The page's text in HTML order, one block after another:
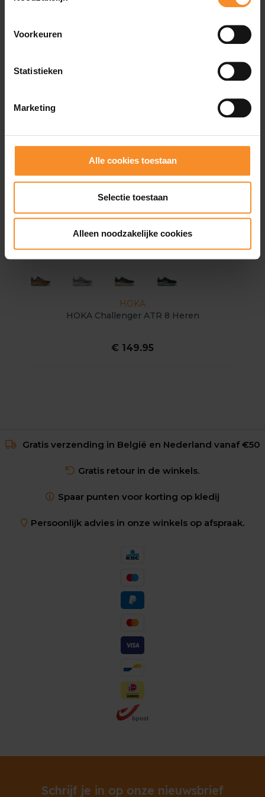
Voorkeuren
Statistieken
Marketing
Alle cookies toestaan
Selectie toestaan
Alleen noodzakelijke cookies
Wat je misschien ook leuk vindt
HOKA
HOKA Challenger ATR 8 Heren
€ 149.95
Gratis verzending in België en Nederland vanaf €50
Gratis retour in de winkels.
Spaar punten voor korting op kledij
Persoonlijk advies in onze winkels op afspraak.
Schrijf je in op onze nieuwsbrief